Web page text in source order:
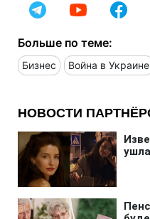
Больше по теме:
Бизнес Война в Украине